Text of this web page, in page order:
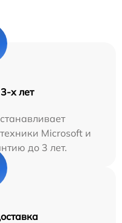
х лет
Microsoft и
до 3 лет.